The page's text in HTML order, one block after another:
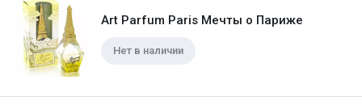
Art Parfum Paris Мечты о Париже
Нет в наличии